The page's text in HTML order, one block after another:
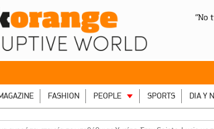
FASHION PEOPLE SPORTS DIA Y